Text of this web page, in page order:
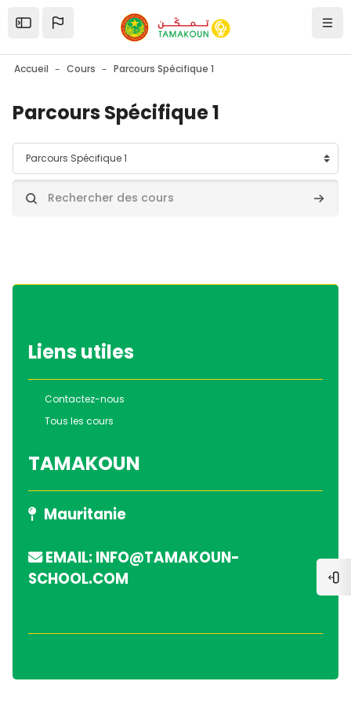
Ouvrir la barre latérale
Accueil Cours Parcours Spécifique 1
Parcours Spécifique 1
Catégories de cours
Rechercher des cours
Liens utiles
Contactez-nous
Tous les cours
TAMAKOUN
Mauritanie
EMAIL: INFO@TAMAKOUN-
SCHOOL.COM